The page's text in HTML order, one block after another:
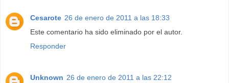
Cesarote 26 de enero de 2011 a las 18:33
Este comentario ha sido eliminado por el autor.
Responder
Unknown 26 de enero de 2011 a las 22:12